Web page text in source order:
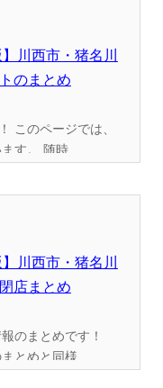
】川西市・猪名川
のまとめ
このページでは、
す。 随時...
】川西市・猪名川
店まとめ
のまとめです！
とめと同様...